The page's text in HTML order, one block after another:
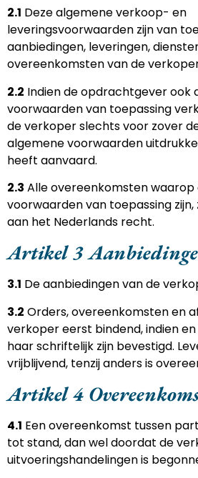
2.1 Deze algemene verkoop- en
leveringsvoorwaarden zijn van
aanbiedingen, leveringen,
overeenkomsten van de
2.2 Indien de opdrachtgever ook
voorwaarden van toepassing
de verkoper slechts voor zover
algemene voorwaarden
heeft aanvaard.
2.3 Alle overeenkomsten waarop
voorwaarden van toepassing
aan het Nederlands recht.
Artikel 3
3.1 De aanbiedingen van de
3.2 Orders, overeenkomsten en
verkoper eerst bindend, indien
haar schriftelijk zijn bevestigd.
vrijblijvend, tenzij anders is
Artikel 4
4.1 Een overeenkomst tussen
tot stand, dan wel doordat de
uitvoeringshandelingen is